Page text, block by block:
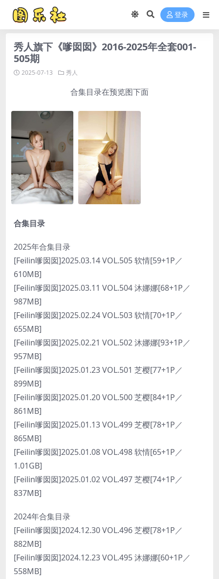
登录
秀人旗下《嗲囡囡》2016-2025年全套001-
505期
2025-07-13 秀人
合集目录在预览图下面
合集目录
2025年合集目录
[Feilin嗲囡囡]2025.03.14 VOL.505 软情[59+1P／
610MB]
[Feilin嗲囡囡]2025.03.11 VOL.504 沐娜娜[68+1P／
987MB]
[Feilin嗲囡囡]2025.02.24 VOL.503 软情[70+1P／
655MB]
[Feilin嗲囡囡]2025.02.21 VOL.502 沐娜娜[93+1P／
957MB]
[Feilin嗲囡囡]2025.01.23 VOL.501 芝樱[77+1P／
899MB]
[Feilin嗲囡囡]2025.01.20 VOL.500 芝樱[84+1P／
861MB]
[Feilin嗲囡囡]2025.01.13 VOL.499 芝樱[78+1P／
865MB]
[Feilin嗲囡囡]2025.01.08 VOL.498 软情[65+1P／
1.01GB]
[Feilin嗲囡囡]2025.01.02 VOL.497 芝樱[74+1P／
837MB]
2024年合集目录
[Feilin嗲囡囡]2024.12.30 VOL.496 芝樱[78+1P／
882MB]
[Feilin嗲囡囡]2024.12.23 VOL.495 沐娜娜[60+1P／
558MB]